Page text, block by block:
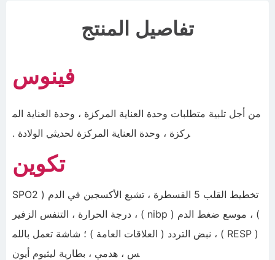
تفاصيل المنتج
فينوس
من أجل تلبية متطلبات وحدة العناية المركزة ، وحدة العناية الم
ركزة ، وحدة العناية المركزة لحديثي الولادة .
تكوين
تخطيط القلب 5 القسطرة ، تشبع الأكسجين في الدم ( SPO2
) ، موسع ضغط الدم ( nibp ) ، درجة الحرارة ، التنفس الزفير
( RESP ) ، نبض التردد ( العلاقات العامة ) ؛ شاشة تعمل باللم
س ، هدمي ، بطارية ليثيوم أيون